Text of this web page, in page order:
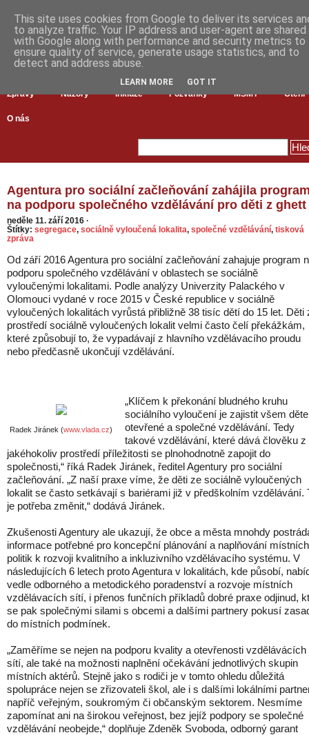
Zprávy Názory Inkluze Pozvánky MŠMT Čtení
O nás
Agentura pro sociální začleňování zahájila
na podporu společného vzdělávání pro děti z ghett
neděle 11. září 2016 ·
Štítky: segregace, sociálně vyloučená lokalita, společné vzdělávání, tisková
zpráva
Od září 2016 Agentura pro sociální začleňování zahajuje program
podporu společného vzdělávání v oblastech se sociálně
vyloučenými lokalitami. Podle analýzy Univerzity Palackého v
Olomouci vydané v roce 2015 v České republice v sociálně
vyloučených lokalitách vyrůstá přibližně 38 tisíc dětí do 15 let. Děti
prostředí sociálně vyloučených lokalit velmi často čelí překážkám,
které způsobují to, že vypadávají z hlavního vzdělávacího proudu
nebo předčasně ukončují vzdělávání.
Radek Jiránek (www.vlada.cz)
„Klíčem k překonání bludného kruhu
sociálního vyloučení je zajistit všem
otevřené a společné vzdělávání. Tedy
takové vzdělávání, které dává člověku z
jakéhokoliv prostředí příležitosti se plnohodnotně zapojit do
společnosti,“ říká Radek Jiránek, ředitel Agentury pro sociální
začleňování. „Z naší praxe víme, že děti ze sociálně vyloučených
lokalit se často setkávají s bariérami již v předškolním vzdělávání.
je potřeba změnit,“ dodává Jiránek.
Zkušenosti Agentury ale ukazují, že obce a města mnohdy
informace potřebné pro koncepční plánování a naplňování místních
politik k rozvoji kvalitního a inkluzivního vzdělávacího systému. V
následujících 6 letech proto Agentura v lokalitách, kde působí,
vedle odborného a metodického poradenství a rozvoje místních
vzdělávacích sítí, i přenos funčních příkladů dobré praxe odjinud,
se pak společnými silami s obcemi a dalšími partnery pokusí
do místních podmínek.
„Zaměříme se nejen na podporu kvality a otevřenosti vzdělávácích
sítí, ale také na možnosti naplnění očekávání jednotlivých skupin
místních aktérů. Stejně jako s rodiči je v tomto ohledu důležitá
spolupráce nejen se zřizovateli škol, ale i s dalšími lokálními
napříč veřejným, soukromým či občanským sektorem. Nesmíme
zapomínat ani na širokou veřejnost, bez jejíž podpory se společné
vzdělávání neobejde,“ doplňuje Zdeněk Svoboda, odborný garant
This site uses cookies from Google to deliver its services
to analyze traffic. Your IP address and user-agent are shared
with Google along with performance and security metrics to
ensure quality of service, generate usage statistics, and to
detect and address abuse.
LEARN MORE GOT IT